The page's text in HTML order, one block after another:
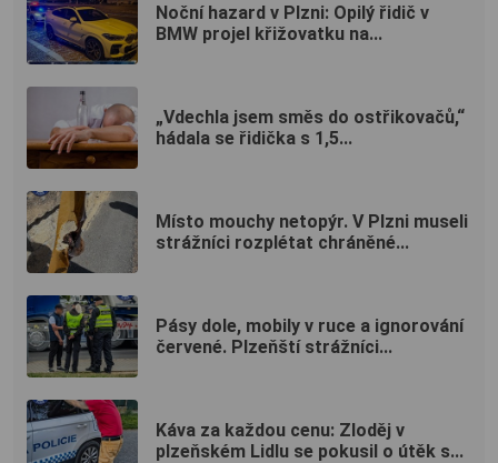
Noční hazard v Plzni: Opilý řidič v
BMW projel křižovatku na...
„Vdechla jsem směs do ostřikovačů,“
hádala se řidička s 1,5...
Místo mouchy netopýr. V Plzni museli
strážníci rozplétat chráněné...
Pásy dole, mobily v ruce a ignorování
červené. Plzeňští strážníci...
Káva za každou cenu: Zloděj v
plzeňském Lidlu se pokusil o útěk s...